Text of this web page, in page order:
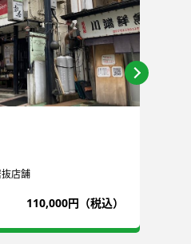
店舗
110,000円（税込）